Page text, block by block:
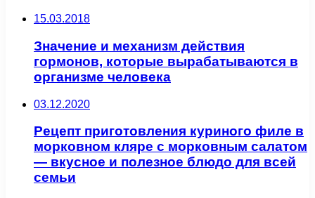
15.03.2018
Значение и механизм действия
гормонов, которые вырабатываются в
организме человека
03.12.2020
Рецепт приготовления куриного филе в
морковном кляре с морковным салатом
— вкусное и полезное блюдо для всей
семьи